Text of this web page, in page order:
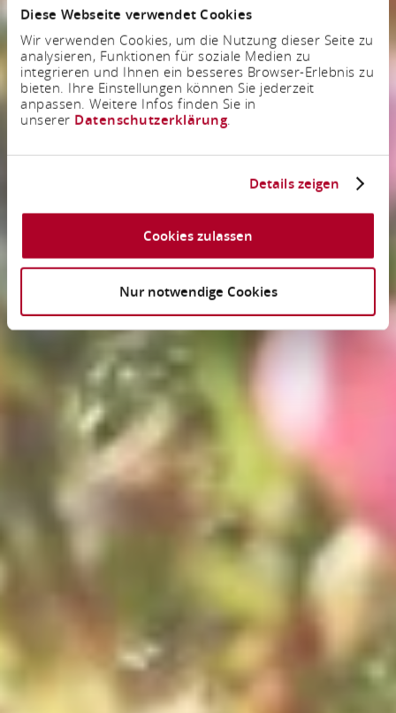
Diese Webseite verwendet Cookies
Wir verwenden Cookies, um die Nutzung dieser Seite zu
analysieren, Funktionen für soziale Medien zu
integrieren und Ihnen ein besseres Browser-Erlebnis zu
bieten. Ihre Einstellungen können Sie jederzeit
anpassen. Weitere Infos finden Sie in
unserer Datenschutzerklärung.
Details zeigen
Cookies zulassen
Nur notwendige Cookies